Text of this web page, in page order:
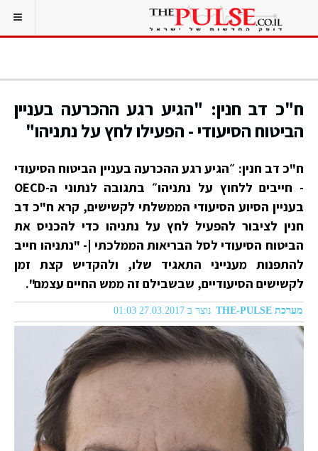
ח"כ דב חנין: "הגיע רגע ההכרעה בעניין
הביטוח הסיעודי - הפעילו לחץ על נתניהו"
ח"כ דב חנין: ״הגיע רגע ההכרעה בעניין הביטוח הסיעודי
- חייבים ללחוץ על נתניהו״ בתגובה לנתוני ה-OECD
בעניין הסיוע הסיעודי הממשלתי לקשישים, קרא ח"כ דב
חנין לציבור להפעיל לחץ על נתניהו כדי להכניס את
הביטוח הסיעודי לסל הבריאות הממלכתי |- "נתניהו חייב
להתפנות מענייני התאגיד שלו, ולהקדיש קצת זמן
לקשישים הסיעודיים, שבשבילם זה ממש החיים עצמם".
מערכת THE-PULSE נוצר ב 27.03.2017 01:03